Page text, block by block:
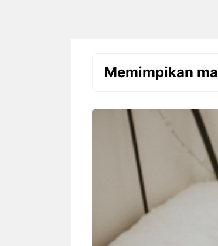
Memimpikan
unik. Mereka memiliki minat,
kemampuan, karakter, kecepatan
belajar, dan cara memahami
Cara Belajar yang Tepat